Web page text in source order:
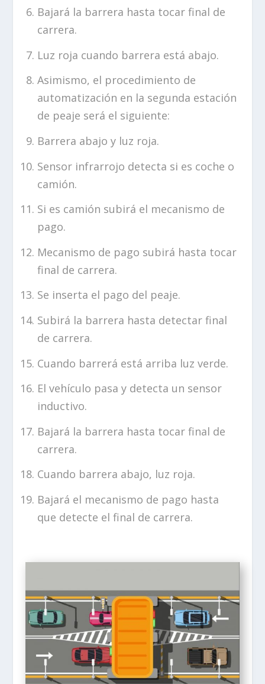
Bajará la barrera hasta tocar final de
carrera.
Luz roja cuando barrera está abajo.
Asimismo, el procedimiento de
automatización en la segunda estación
de peaje será el siguiente:
Barrera abajo y luz roja.
Sensor infrarrojo detecta si es coche o
camión.
Si es camión subirá el mecanismo de
pago.
Mecanismo de pago subirá hasta tocar
final de carrera.
Se inserta el pago del peaje.
Subirá la barrera hasta detectar final
de carrera.
Cuando barrerá está arriba luz verde.
El vehículo pasa y detecta un sensor
inductivo.
Bajará la barrera hasta tocar final de
carrera.
Cuando barrera abajo, luz roja.
Bajará el mecanismo de pago hasta
que detecte el final de carrera.